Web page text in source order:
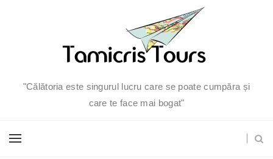
"Călătoria este singurul lucru care se poate cumpăra și
care te face mai bogat"